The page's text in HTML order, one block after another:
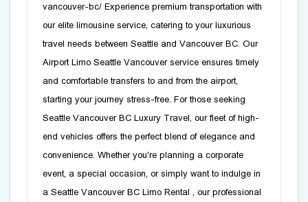
vancouver-bc/ Experience premium transportation with
our elite limousine service, catering to your luxurious
travel needs between Seattle and Vancouver BC. Our
Airport Limo Seattle Vancouver service ensures timely
and comfortable transfers to and from the airport,
starting your journey stress-free. For those seeking
Seattle Vancouver BC Luxury Travel, our fleet of high-
end vehicles offers the perfect blend of elegance and
convenience. Whether you're planning a corporate
event, a special occasion, or simply want to indulge in
aSeattle Vancouver BC Limo Rental
, our professional